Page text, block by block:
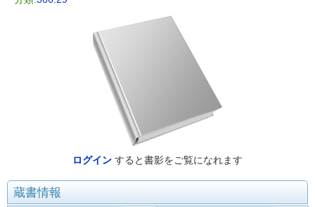
ログイン すると書影をご覧になれます
蔵書情報